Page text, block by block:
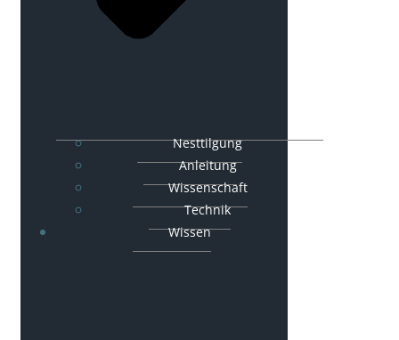
Nesttilgung
Anleitung
Wissenschaft
Technik
Wissen